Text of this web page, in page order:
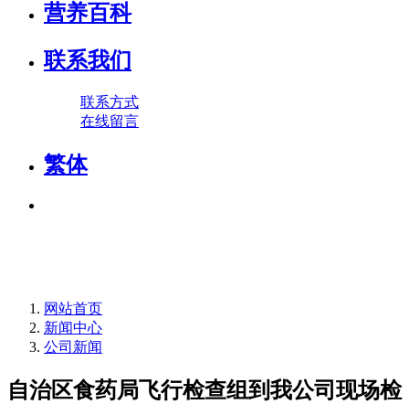
营养百科
联系我们
联系方式
在线留言
繁体
网站首页
新闻中心
公司新闻
自治区食药局飞行检查组到我公司现场检